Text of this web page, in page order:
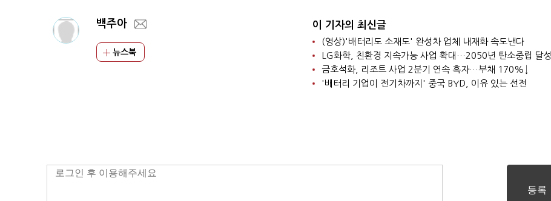
백주아
뉴스북
이 기자의 최신글
(영상)'배터리도 소재도' 완성차 업체 내재화 속도낸다
LG화학, 친환경 지속가능 사업 확대…2050년 탄소중립 달성
금호석화, 리조트 사업 2분기 연속 흑자…부채 170%↓
'배터리 기업이 전기차까지' 중국 BYD, 이유 있는 선전